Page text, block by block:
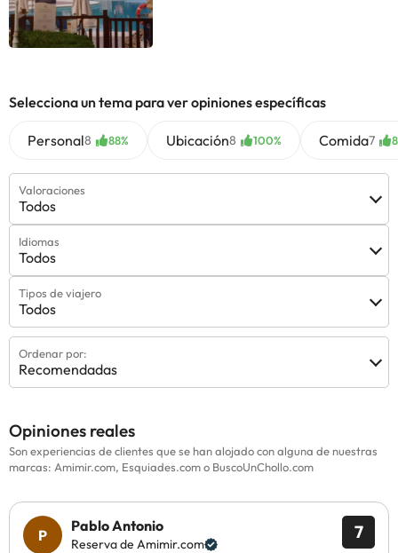
información de esta ficha está sujeta a cambios por parte del
alojamiento. Si tienes dudas, contáctanos.
Selecciona un tema para ver opiniones específicas
Personal8 88% Ubicación8 100% Comida7
Valoraciones
Todos
Idiomas
Todos
Tipos de viajero
Todos
Ordenar por:
Recomendadas
Opiniones reales
Son experiencias de clientes que se han alojado con alguna de nuestras
marcas: Amimir.com, Esquiades.com o BuscoUnChollo.com
7
Pablo Antonio
Reserva de Amimir.com